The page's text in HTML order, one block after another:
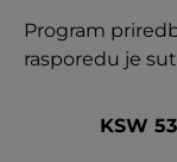
Program
rasporedu je
KSW